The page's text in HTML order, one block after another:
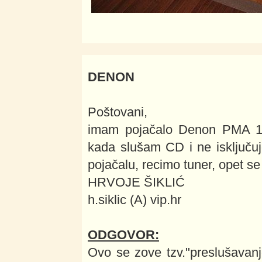
DENON
Poštovani,
imam pojačalo Denon PMA
kada slušam CD i ne
pojačalu, recimo tuner, opet
HRVOJE ŠIKLIĆ
h.siklic (A) vip.hr
ODGOVOR:
Ovo se zove